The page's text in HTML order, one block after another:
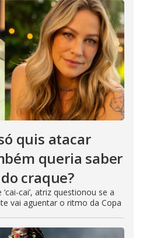
quis atacar
queria saber
craque?
cai’, atriz questionou se a
vai aguentar o ritmo da Copa